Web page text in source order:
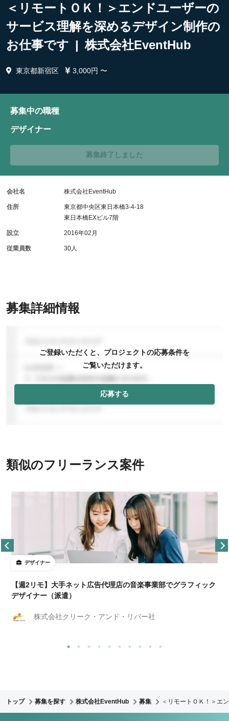
＜リモートＯＫ！＞エンドユーザーの
サービス理解を深めるデザイン制作の
お仕事です | 株式会社EventHub
東京都新宿区 3,000円 〜
募集詳細情報
ご登録いただくと、プロジェクトの応募条件を
ご覧いただけます。
応募する
募集中の職種
デザイナー
募集終了しました
会社名 株式会社EventHub
住所
東京都中央区東日本橋3-4-18
東日本橋EXビル7階
設立 2016年02月
従業員数 30人
類似のフリーランス案件
デザイナー
【週2リモ】大手ネット広告代理店の音楽事業部でグラフィック
デザイナー（派遣）
株式会社クリーク・アンド・リバー社
トップ 募集を探す 株式会社EventHub 募集 ＜リモートＯＫ！＞エ